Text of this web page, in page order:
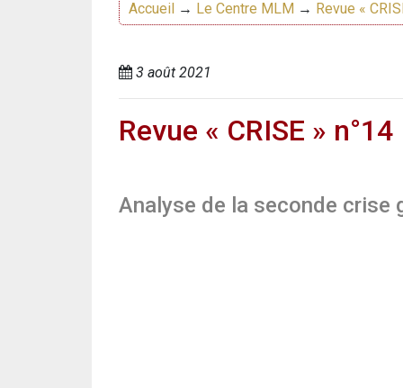
Accueil → Le Centre MLM → Revue «
3 août 2021
Revue « CRISE » n°14
Analyse de la seconde crise